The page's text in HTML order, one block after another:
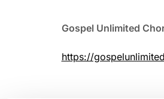
Gospel Unlimited
https://